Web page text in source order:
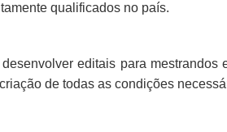
qualificados no país.
editais para
de todas as condições